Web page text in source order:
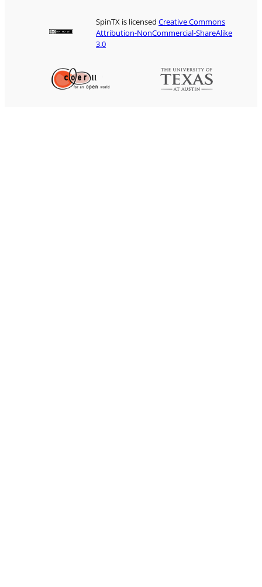
SpinTX is licensedCreative Commons
Attribution-NonCommercial-ShareAlike
3.0